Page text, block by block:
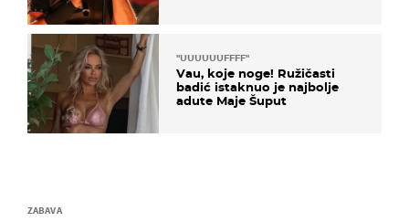
"UUUUUUFFFF"
Vau, koje noge! Ružičasti
badić istaknuo je najbolje
adute Maje Šuput
ZABAVA